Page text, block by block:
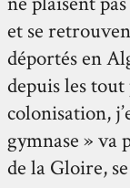
et se
déportés en
depuis les
colonisation,
gymnase » va
de la Gloire,